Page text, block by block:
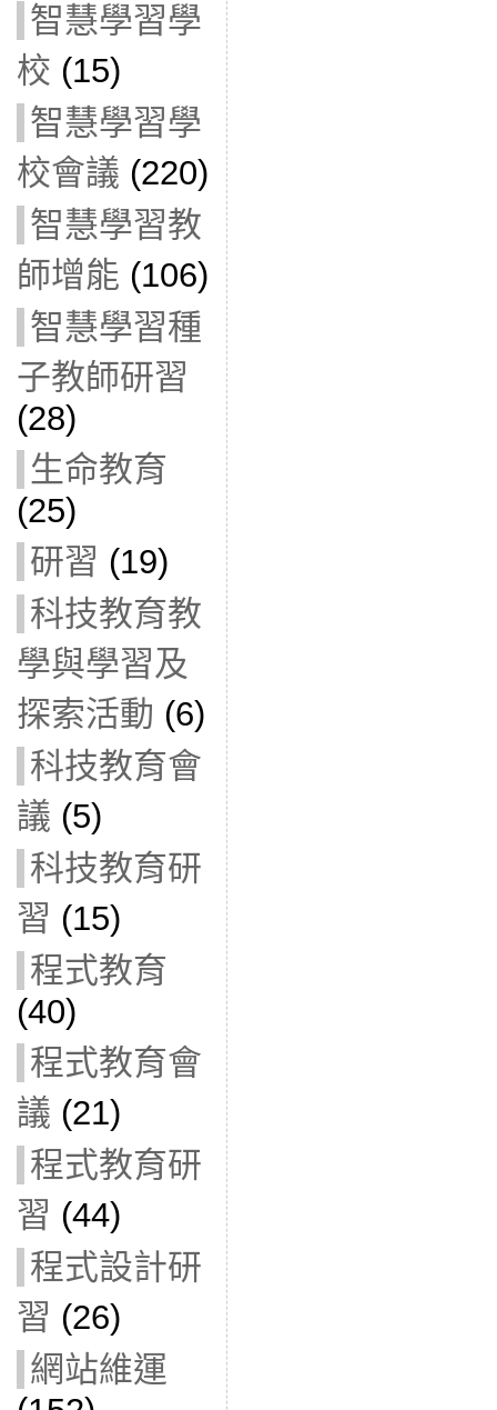
智慧學習學
校 (15)
智慧學習學
校會議 (220)
智慧學習教
師增能 (106)
智慧學習種
子教師研習
(28)
生命教育
(25)
研習 (19)
科技教育教
學與學習及
探索活動 (6)
科技教育會
議 (5)
科技教育研
習 (15)
程式教育
(40)
程式教育會
議 (21)
程式教育研
習 (44)
程式設計研
習 (26)
網站維運